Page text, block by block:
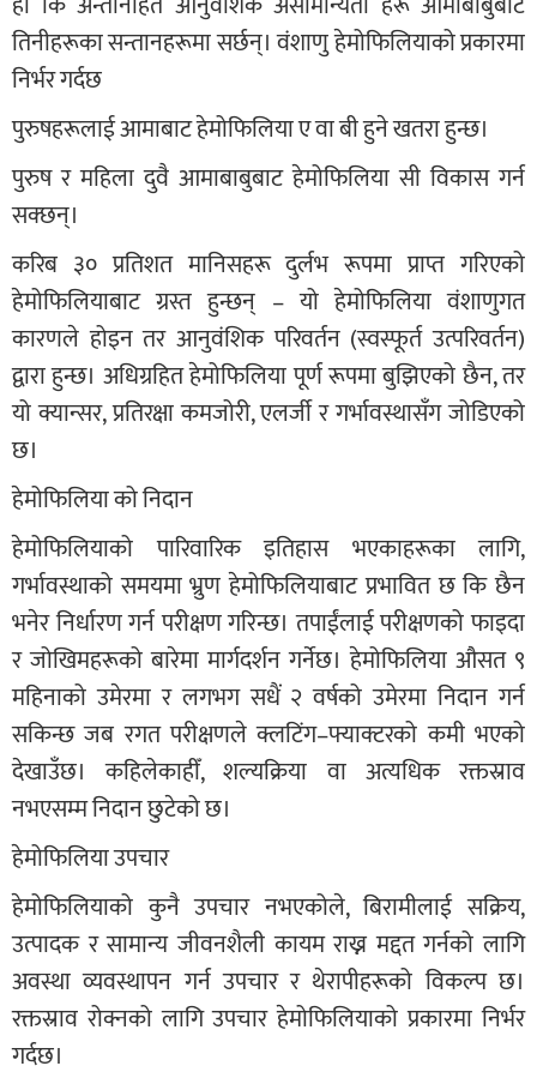
तिनीहरूका सन्तानहरूमा सर्छन्। वंशाणु हेमोफिलियाको प्रकारमा
निर्भर गर्दछ
पुरुषहरूलाई आमाबाट हेमोफिलिया ए वा बी हुने खतरा हुन्छ।
पुरुष र महिला दुवै आमाबाबुबाट हेमोफिलिया सी विकास गर्न
सक्छन्।
करिब ३० प्रतिशत मानिसहरू दुर्लभ रूपमा प्राप्त गरिएको
हेमोफिलियाबाट ग्रस्त हुन्छन् – यो हेमोफिलिया वंशाणुगत
कारणले होइन तर आनुवंशिक परिवर्तन (स्वस्फूर्त उत्परिवर्तन)
द्वारा हुन्छ। अधिग्रहित हेमोफिलिया पूर्ण रूपमा बुझिएको छैन, तर
यो क्यान्सर, प्रतिरक्षा कमजोरी, एलर्जी र गर्भावस्थासँग जोडिएको
छ।
हेमोफिलिया को निदान
हेमोफिलियाको पारिवारिक इतिहास भएकाहरूका लागि,
गर्भावस्थाको समयमा भ्रुण हेमोफिलियाबाट प्रभावित छ कि छैन
भनेर निर्धारण गर्न परीक्षण गरिन्छ। तपाईंलाई परीक्षणको फाइदा
र जोखिमहरूको बारेमा मार्गदर्शन गर्नेछ। हेमोफिलिया औसत ९
महिनाको उमेरमा र लगभग सधैं २ वर्षको उमेरमा निदान गर्न
सकिन्छ जब रगत परीक्षणले क्लटिंग–फ्याक्टरको कमी भएको
देखाउँछ। कहिलेकाहीँ, शल्यक्रिया वा अत्यधिक रक्तस्राव
नभएसम्म निदान छुटेको छ।
हेमोफिलिया उपचार
हेमोफिलियाको कुनै उपचार नभएकोले, बिरामीलाई सक्रिय,
उत्पादक र सामान्य जीवनशैली कायम राख्न मद्दत गर्नको लागि
अवस्था व्यवस्थापन गर्न उपचार र थेरापीहरूको विकल्प छ।
रक्तस्राव रोक्नको लागि उपचार हेमोफिलियाको प्रकारमा निर्भर
गर्दछ।